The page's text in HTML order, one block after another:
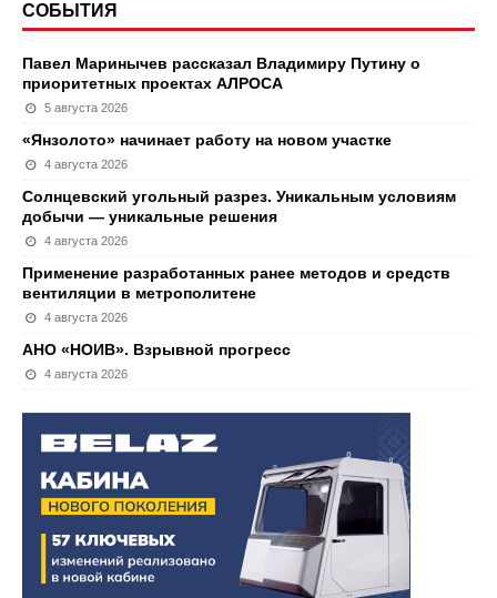
СОБЫТИЯ
Павел Маринычев рассказал Владимиру Путину о
приоритетных проектах АЛРОСА
5 августа 2026
«Янзолото» начинает работу на новом участке
4 августа 2026
Солнцевский угольный разрез. Уникальным условиям
добычи — уникальные решения
4 августа 2026
Применение разработанных ранее методов и средств
вентиляции в метрополитене
4 августа 2026
АНО «НОИВ». Взрывной прогресс
4 августа 2026